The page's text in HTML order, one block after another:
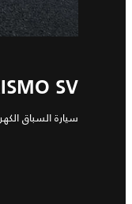
SV
سيارة السباق